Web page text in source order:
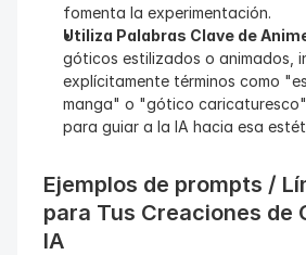
fomenta la experimentación.
Utiliza Palabras Clave de
góticos estilizados o animados,
explícitamente términos como
manga" o "gótico
para guiar a la IA hacia esa
Ejemplos de prompts /
para Tus Creaciones de
IA